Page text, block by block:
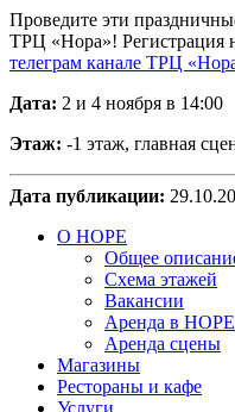
Проведите эти
ТРЦ «Нора»! Регистрация
телеграм канале ТРЦ
Дата: 2 и 4 ноября в 14:00
Этаж: -1 этаж, главная
Дата публикации:
О НОРЕ
Общее
Схема этажей
Вакансии
Аренда в НОРЕ
Аренда сцены
Магазины
Рестораны и кафе
Услуги